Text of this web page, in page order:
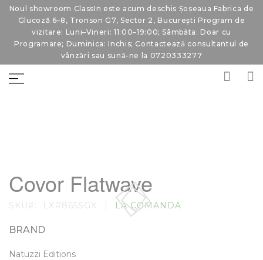
Noul showroom ClassIn este acum deschis Șoseaua Fabrica de
Glucoză 6–8, Tronson G7, Sector 2, București Program de
vizitare: Luni–Vineri: 11:00–19:00; Sâmbăta: Doar cu
Programare; Duminica: Inchis; Contactează consultantul de
vânzări sau sună-ne la 0720333277
the
end
the
gallery
the
beginning
the
gallery
Covor Flatwave
SKU LXR865SGX LA COMANDA
BRAND
Natuzzi Editions